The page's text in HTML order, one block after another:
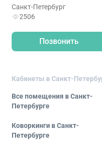
Санкт-Петербург
2506
Позвонить
Кабинеты в Санкт-
Все помещения в Санкт-
Петербурге
Коворкинги в Санкт-
Петербурге